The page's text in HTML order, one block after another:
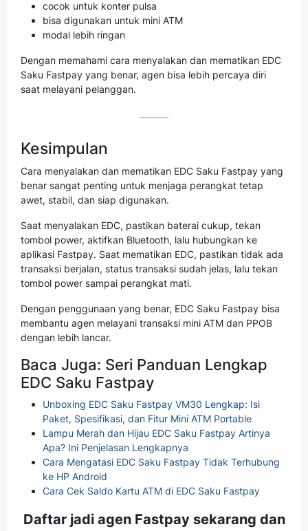
cocok untuk konter pulsa
bisa digunakan untuk mini ATM
modal lebih ringan
Dengan memahami cara menyalakan dan mematikan EDC
Saku Fastpay yang benar, agen bisa lebih percaya diri
saat melayani pelanggan.
Kesimpulan
Cara menyalakan dan mematikan EDC Saku Fastpay yang
benar sangat penting untuk menjaga perangkat tetap
awet, stabil, dan siap digunakan.
Saat menyalakan EDC, pastikan baterai cukup, tekan
tombol power, aktifkan Bluetooth, lalu hubungkan ke
aplikasi Fastpay. Saat mematikan EDC, pastikan tidak ada
transaksi berjalan, status transaksi sudah jelas, lalu tekan
tombol power sampai perangkat mati.
Dengan penggunaan yang benar, EDC Saku Fastpay bisa
membantu agen melayani transaksi mini ATM dan PPOB
dengan lebih lancar.
Baca Juga: Seri Panduan Lengkap
EDC Saku Fastpay
Unboxing EDC Saku Fastpay VM30 Lengkap: Isi
Paket, Spesifikasi, dan Fitur Mini ATM Portable
Lampu Merah dan Hijau EDC Saku Fastpay Artinya
Apa? Ini Penjelasan Lengkapnya
Cara Mengatasi EDC Saku Fastpay Tidak Terhubung
ke HP Android
Cara Cek Saldo Kartu ATM di EDC Saku Fastpay
Daftar jadi agen Fastpay sekarang dan